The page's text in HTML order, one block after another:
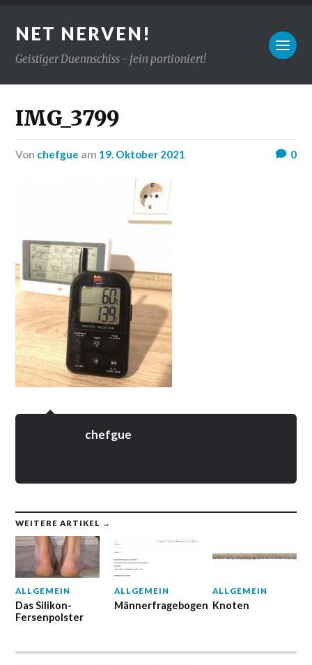
NET NERVEN!
Geistiger Duennschiss - fein portioniert!
IMG_3799
von chefgue am 19. Oktober 2021 0
chefgue
WEITERE ARTIKEL →
ALLGEMEIN
Das Silikon-
Fersenpolster
ALLGEMEIN
Männerfragebogen
ALLGEMEIN
Knoten